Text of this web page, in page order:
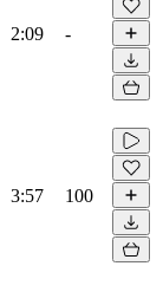
2:09 -
3:57 100